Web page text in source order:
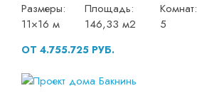
Размеры:
11×16 м
Площадь:
146,33 м2
Комнат:
5
ОТ 4.755.725 РУБ.